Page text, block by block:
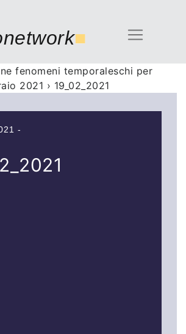
■
fenomeni temporaleschi per
2021 › 19_02_2021
-